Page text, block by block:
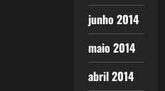
junho 2014
maio 2014
abril 2014